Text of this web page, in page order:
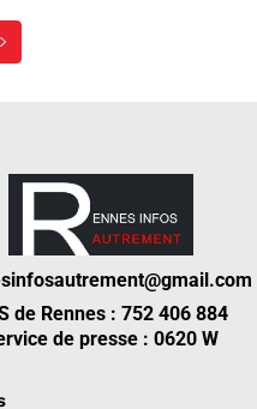
de Rennes : 752 406 884
de presse : 0620 W